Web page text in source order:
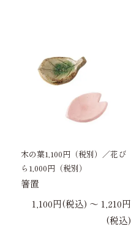
木の葉1,100円（税別）／花び
ら1,000円（税別）
箸置
1,100円(税込) 〜 1,210円
(税込)